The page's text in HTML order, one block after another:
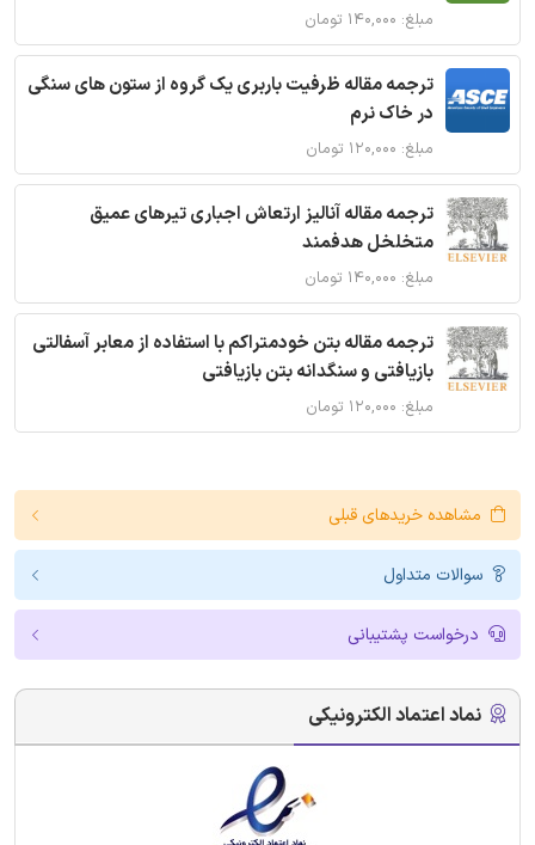
مبلغ: ۱۴۰,۰۰۰ تومان
ترجمه مقاله ظرفیت باربری یک گروه از ستون های سنگی
در خاک نرم
مبلغ: ۱۲۰,۰۰۰ تومان
ترجمه مقاله آنالیز ارتعاش اجباری تیرهای عمیق
متخلخل هدفمند
مبلغ: ۱۴۰,۰۰۰ تومان
ترجمه مقاله بتن خودمتراکم با استفاده از معابر آسفالتی
بازیافتی و سنگدانه بتن بازیافتی
مبلغ: ۱۲۰,۰۰۰ تومان
مشاهده خریدهای قبلی
سوالات متداول
درخواست پشتیبانی
نماد اعتماد الکترونیکی